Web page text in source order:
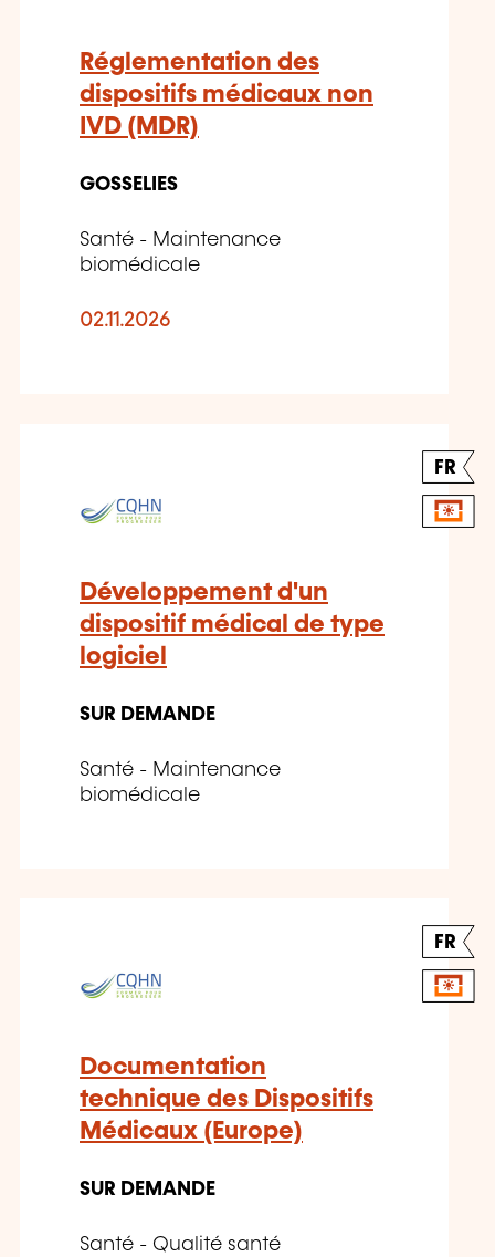
Réglementation des
dispositifs médicaux non
IVD (MDR)
GOSSELIES
Santé - Maintenance
biomédicale
02.11.2026
FR
Développement d'un
dispositif médical de type
logiciel
SUR DEMANDE
Santé - Maintenance
biomédicale
FR
Documentation
technique des Dispositifs
Médicaux (Europe)
SUR DEMANDE
Santé - Qualité santé